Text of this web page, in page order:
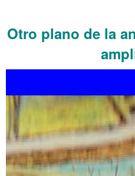
Otro plano de la